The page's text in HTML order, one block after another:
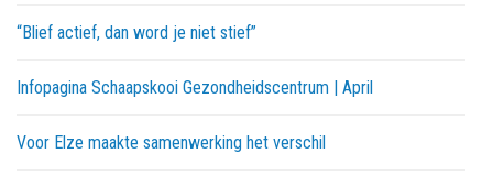
“Blief actief, dan word je niet stief”
Infopagina Schaapskooi Gezondheidscentrum | April
Voor Elze maakte samenwerking het verschil